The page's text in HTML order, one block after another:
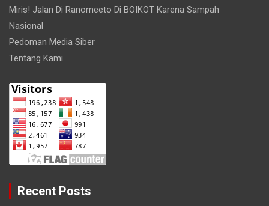
Miris! Jalan Di Ranomeeto Di BOIKOT Karena Sampah
Nasional
Pedoman Media Siber
Tentang Kami
Recent Posts